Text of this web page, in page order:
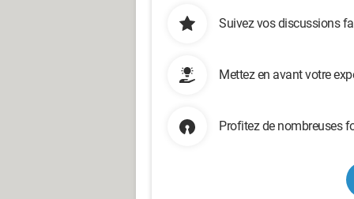
Suivez vos discussions
Mettez en avant votre
Profitez de nombreuses